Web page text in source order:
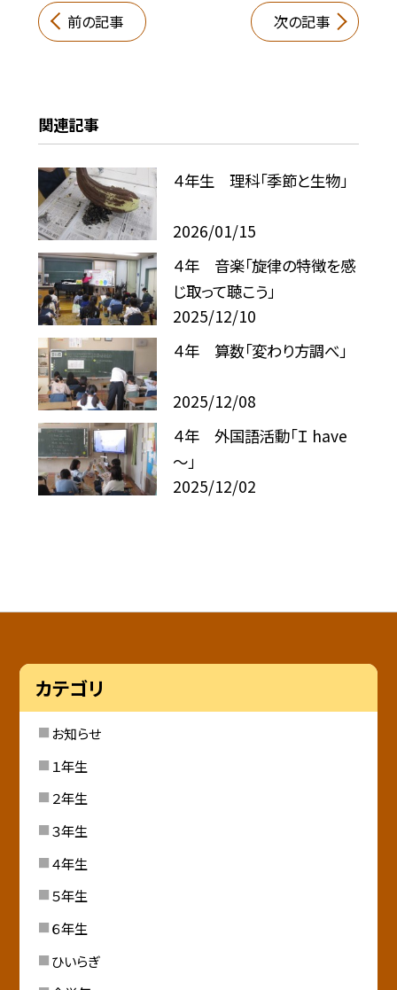
前の記事 次の記事
関連記事
４年生 理科「季節と生物」
2026/01/15
４年 音楽「旋律の特徴を感
じ取って聴こう」
2025/12/10
４年 算数「変わり方調べ」
2025/12/08
４年 外国語活動「Ｉ have
～」
2025/12/02
カテゴリ
お知らせ
１年生
２年生
３年生
４年生
５年生
６年生
ひいらぎ